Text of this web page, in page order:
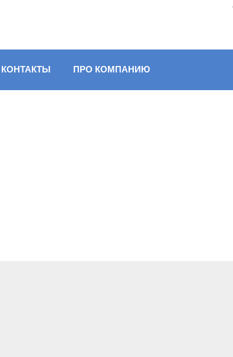
КОНТАКТЫ ПРО КОМПАНИЮ